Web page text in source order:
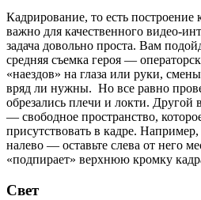
Кадрирование, то есть
важно для качественного видео-
задача довольно проста. Вам
средняя съемка героя —
«наездов» на глаза или руки,
вряд ли нужны. Но все равно
обрезались плечи и локти.
— свободное пространство,
присутствовать в кадре.
налево — оставьте слева от него
«подпирает» верхнюю кромку
Свет